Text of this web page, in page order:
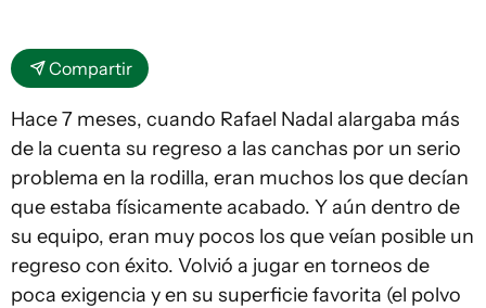
Compartir
Hace 7 meses, cuando Rafael Nadal alargaba más
de la cuenta su regreso a las canchas por un serio
problema en la rodilla, eran muchos los que decían
que estaba físicamente acabado. Y aún dentro de
su equipo, eran muy pocos los que veían posible un
regreso con éxito. Volvió a jugar en torneos de
poca exigencia y en su superficie favorita (el polvo